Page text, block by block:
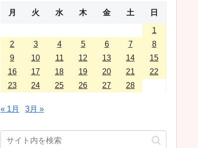
月 火 水 木 金 土 日
1
2
3 4 5 6 7
8
9
10 11 12 13 14
15
16
17 18 19 20 21
22
23
24 25 26 27 28
« 1月 3月 »